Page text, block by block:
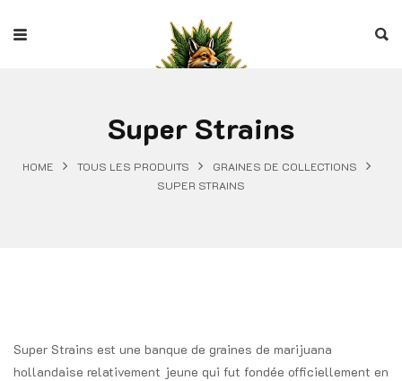
Super Strains
HOME TOUS LES PRODUITS
GRAINES DE COLLECTIONS
SUPER STRAINS
Super Strains est une banque de graines de marijuana
hollandaise relativement jeune qui fut fondée officiellement en